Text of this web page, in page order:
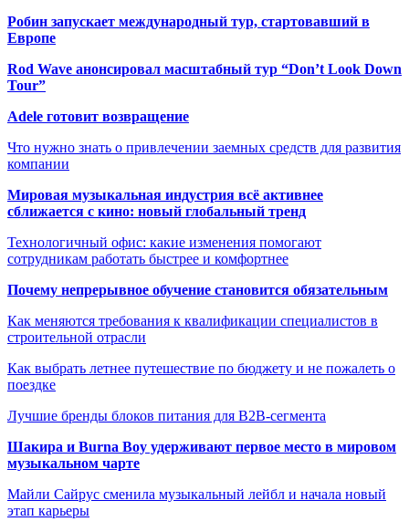
Робин запускает международный тур, стартовавший в
Европе
Rod Wave анонсировал масштабный тур “Don’t Look Down
Tour”
Adele готовит возвращение
Что нужно знать о привлечении заемных средств для развития
компании
Мировая музыкальная индустрия всё активнее
сближается с кино: новый глобальный тренд
Технологичный офис: какие изменения помогают
сотрудникам работать быстрее и комфортнее
Почему непрерывное обучение становится обязательным
Как меняются требования к квалификации специалистов в
строительной отрасли
Как выбрать летнее путешествие по бюджету и не пожалеть о
поездке
Лучшие бренды блоков питания для B2B-сегмента
Шакира и Burna Boy удерживают первое место в мировом
музыкальном чарте
Майли Сайрус сменила музыкальный лейбл и начала новый
этап карьеры